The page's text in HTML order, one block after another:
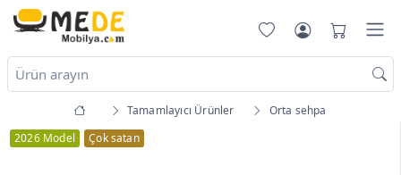
Tamamlayıcı Ürünler
Orta sehpa
2026 Model
Çok satan